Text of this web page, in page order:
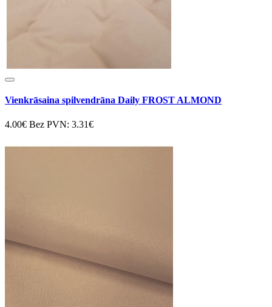
Vienkrāsaina spilvendrāna Daily FROST ALMOND
4.00€ Bez PVN: 3.31€